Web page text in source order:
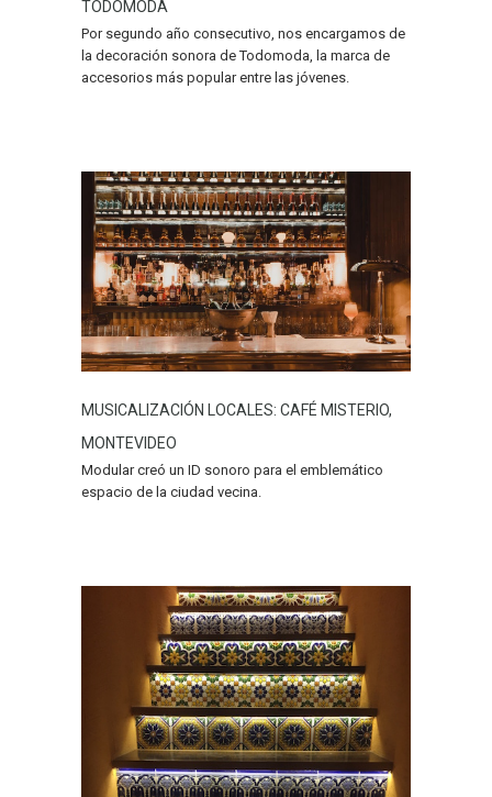
TODOMODA
Por segundo año consecutivo, nos encargamos de
la decoración sonora de Todomoda, la marca de
accesorios más popular entre las jóvenes.
MUSICALIZACIÓN LOCALES: CAFÉ MISTERIO,
MONTEVIDEO
Modular creó un ID sonoro para el emblemático
espacio de la ciudad vecina.